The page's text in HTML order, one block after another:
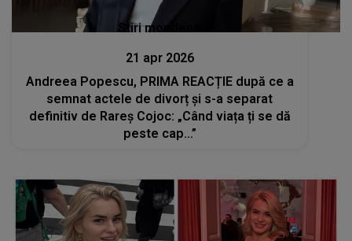
Stiri mondene
21 apr 2026
Andreea Popescu, PRIMA REACȚIE după ce a
semnat actele de divorț și s-a separat
definitiv de Rareș Cojoc: „Când viața ți se dă
peste cap...”